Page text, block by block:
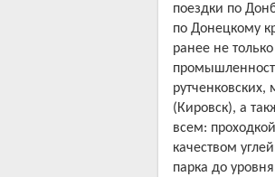
поездки по
по Донецкому
ранее не
рутченковских,
(Кировск), а
всем:
качеством
парка до